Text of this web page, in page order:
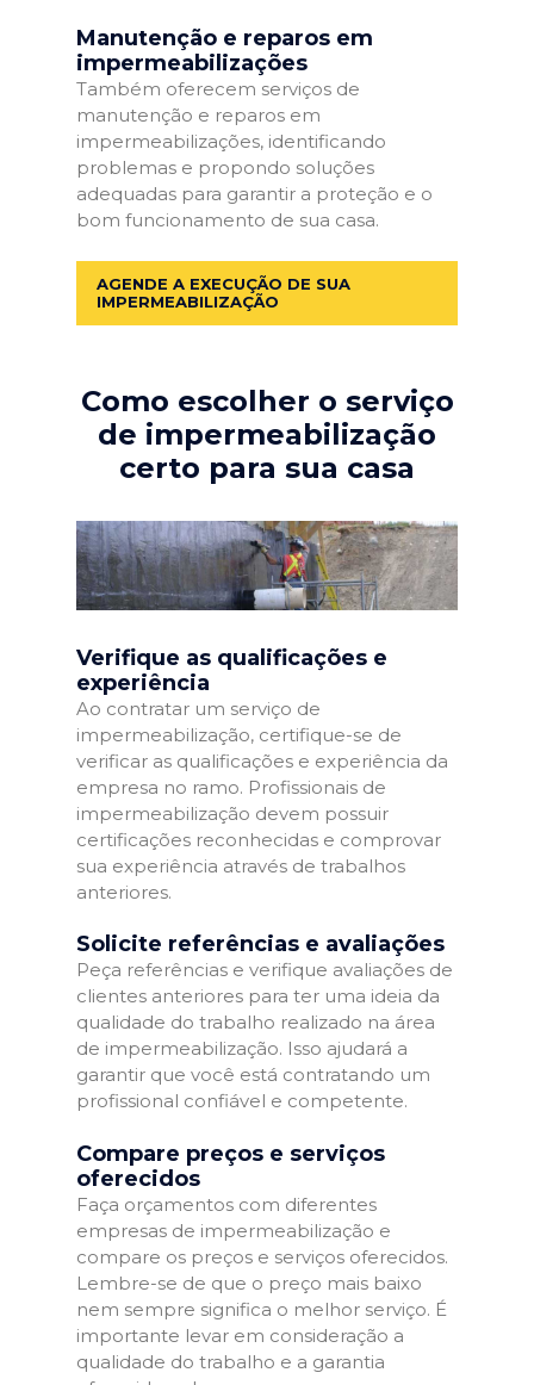
Manutenção e reparos em
impermeabilizações
Também oferecem serviços de
manutenção e reparos em
impermeabilizações, identificando
problemas e propondo soluções
adequadas para garantir a proteção e o
bom funcionamento de sua casa.
AGENDE A EXECUÇÃO DE SUA
IMPERMEABILIZAÇÃO
Como escolher o serviço
de impermeabilização
certo para sua casa
Verifique as qualificações e
experiência
Ao contratar um serviço de
impermeabilização, certifique-se de
verificar as qualificações e experiência da
empresa no ramo. Profissionais de
impermeabilização devem possuir
certificações reconhecidas e comprovar
sua experiência através de trabalhos
anteriores.
Solicite referências e avaliações
Peça referências e verifique avaliações de
clientes anteriores para ter uma ideia da
qualidade do trabalho realizado na área
de impermeabilização. Isso ajudará a
garantir que você está contratando um
profissional confiável e competente.
Compare preços e serviços
oferecidos
Faça orçamentos com diferentes
empresas de impermeabilização e
compare os preços e serviços oferecidos.
Lembre-se de que o preço mais baixo
nem sempre significa o melhor serviço. É
importante levar em consideração a
qualidade do trabalho e a garantia